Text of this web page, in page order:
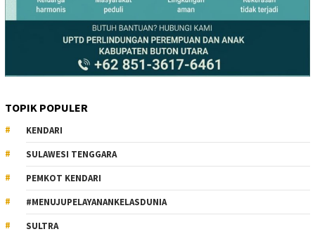
TOPIK POPULER
KENDARI
SULAWESI TENGGARA
PEMKOT KENDARI
#MENUJUPELAYANANKELASDUNIA
SULTRA